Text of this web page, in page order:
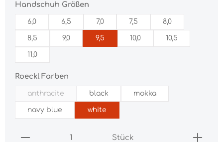
Handschuh Größen
6,0 6,5 7,0 7,5 8,0
8,5 9,0 9,5 10,0 10,5
11,0
Roeckl Farben
anthracite black mokka
navy blue white
Produkt Anzahl: Gib den gewünschten
Stück